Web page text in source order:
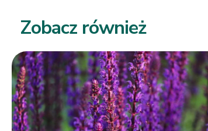
Zobacz również